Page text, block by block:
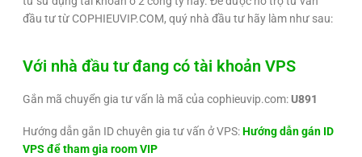
đầu tư từ COPHIEUVIP.COM, quý nhà đầu tư hãy làm như sau:
Với nhà đầu tư đang có tài khoản VPS
Gắn mã chuyển gia tư vấn là mã của cophieuvip.com:U891
Hướng dẫn gắn ID chuyên gia tư vấn ở VPS:Hướng dẫn gán ID
VPS để tham gia room VIP